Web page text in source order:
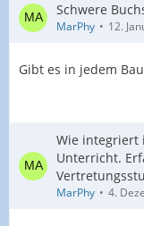
Schwere
MarPhy 12.
Gibt es in jedem
Wie integriert
Unterricht.
MarPhy 4.